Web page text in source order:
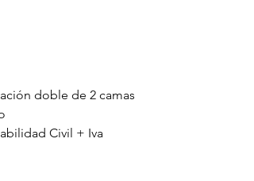
doble de 2 camas
Civil + Iva